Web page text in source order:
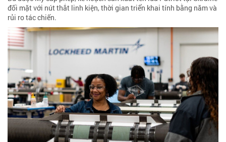
đối mặt với nút thắt linh kiện, thời gian triển khai tính bằng năm và
rủi ro tác chiến.